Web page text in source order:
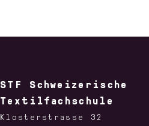
STF Schweizerische
Textilfachschule
Klosterstrasse 32